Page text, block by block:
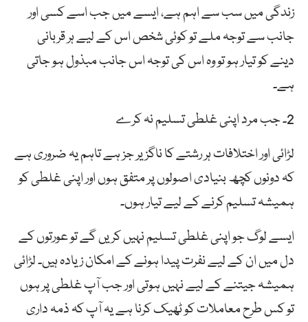
زندگی میں سب سے اہم ہے، ایسے میں جب اسے کسی اور
جانب سے توجہ ملے تو کوئی شخص اس کے لیے ہر قربانی
دینے کو تیار ہو تو وہ اس کی توجہ اس جانب مبذول ہو جاتی
ہے۔
2۔ جب مرد اپنی غلطی تسلیم نہ کرے
لڑائی اور اختلافات ہر رشتے کا ناگزیر جز ہے تاہم یہ ضروری ہے
کہ دونوں کچھ بنیادی اصولوں پر متفق ہوں اور اپنی غلطی کو
ہمیشہ تسلیم کرنے کے لیے تیار ہوں۔
ایسے لوگ جو اپنی غلطی تسلیم نہیں کریں گے تو عورتوں کے
دل میں ان کے لیے نفرت پیدا ہونے کے امکان زیادہ ہیں۔ لڑائی
ہمیشہ جیتنے کے لیے نہیں ہوتی اور جب آپ غلطی پر ہوں
تو کس طرح معاملات کو ٹھیک کرنا ہے یہ آپ کہ ذمہ داری